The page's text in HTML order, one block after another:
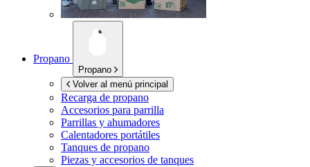
Propano
Propano
Volver al menú principal
Recarga de propano
Accesorios para parrilla
Parrillas y ahumadores
Calentadores portátiles
Tanques de propano
Piezas y accesorios de tanques